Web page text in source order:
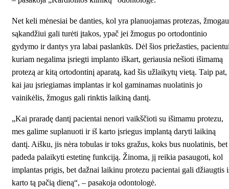
Net keli mėnesiai be danties, kol yra planuojamas protezas,
sąkandžiui gali turėti įtakos, ypač jei žmogus po ortodontinio
gydymo ir dantys yra labai paslankūs. Dėl šios priežasties,
kuriam negalima įsriegti implanto iškart, geriausia nešioti išimamą
protezą ar kitą ortodontinį aparatą, kad šis užlaikytų vietą. Taip pat,
kai jau įsriegiamas implantas ir kol gaminamas nuolatinis jo
vainikėlis, žmogus gali rinktis laikiną dantį.
„Kai praradę dantį pacientai nenori vaikščioti su išimamu protezu,
mes galime suplanuoti ir iš karto įsriegus implantą daryti laikiną
dantį. Aišku, jis nėra tobulas ir toks gražus, koks bus nuolatinis, bet
padeda palaikyti estetinę funkciją. Žinoma, jį reikia pasaugoti, kol
implantas prigis, bet dažnai laikinu protezu pacientai gali džiaugtis
karto tą pačią dieną“, – pasakoja odontologė.